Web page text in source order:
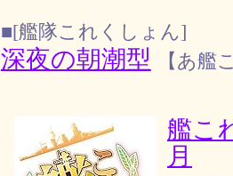
■[艦隊これくしょん]
深夜の朝潮型 【あ艦
艦こ
月